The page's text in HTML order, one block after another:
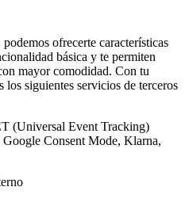
ofrecerte características
básica y te permiten
mayor comodidad. Con tu
siguientes servicios de terceros
(Universal Event Tracking)
Consent Mode, Klarna,